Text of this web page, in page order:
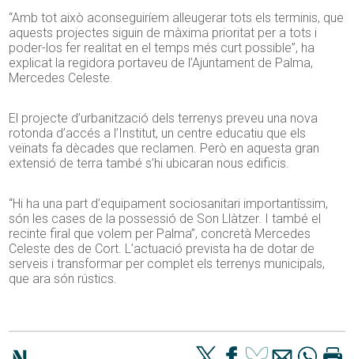
“Amb tot això aconseguiríem alleugerar tots els terminis, que
aquests projectes siguin de màxima prioritat per a tots i
poder-los fer realitat en el temps més curt possible”, ha
explicat la regidora portaveu de l’Ajuntament de Palma,
Mercedes Celeste.
El projecte d’urbanització dels terrenys preveu una nova
rotonda d’accés a l’Institut, un centre educatiu que els
veïnats fa dècades que reclamen. Però en aquesta gran
extensió de terra també s’hi ubicaran nous edificis.
“Hi ha una part d’equipament sociosanitari importantíssim,
són les cases de la possessió de Son Llàtzer. I també el
recinte firal que volem per Palma”, concretà Mercedes
Celeste des de Cort. L’actuació prevista ha de dotar de
serveis i transformar per complet els terrenys municipals,
que ara són rústics.